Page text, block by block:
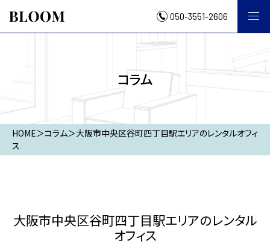
050-3551-2606
コラム
HOME＞コラム＞大阪市中央区谷町四丁目駅エリアのレンタルオフィ
ス
大阪市中央区谷町四丁目駅エリアのレンタル
オフィス